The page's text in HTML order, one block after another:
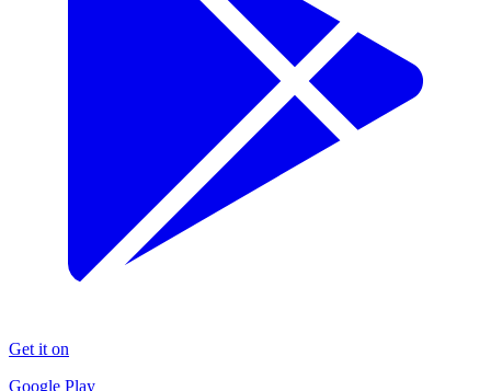
Get it on
Google Play